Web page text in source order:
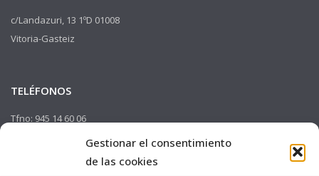
Gestionar el consentimiento
de las cookies
c/Landazuri, 13 1ºD 01008
Vitoria-Gasteiz
TELÉFONOS
Tfno: 945 14 60 06